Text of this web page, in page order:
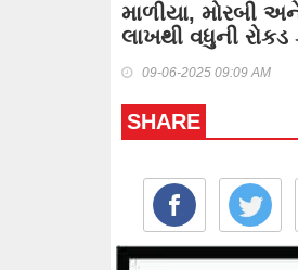
માળીયા, મોરબી
લાખથી વધુની
09-06-2025 09:09 AM
SHARE